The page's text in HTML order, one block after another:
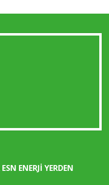
ENERJI YERDEN